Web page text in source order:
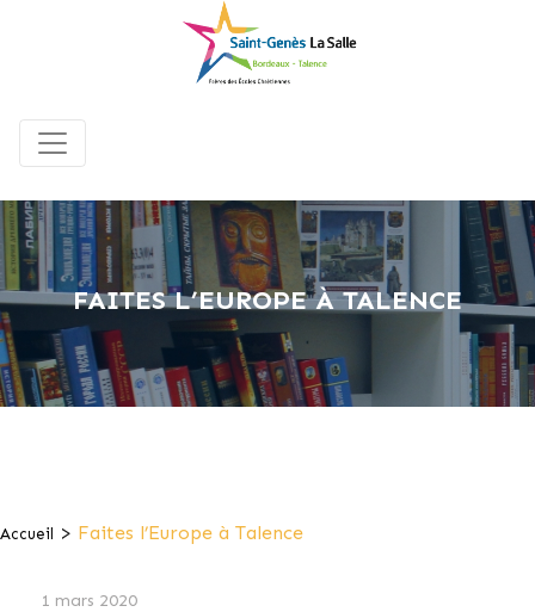
FAITES L’EUROPE À TALENCE
Accueil > Faites l’Europe à Talence
1 mars 2020